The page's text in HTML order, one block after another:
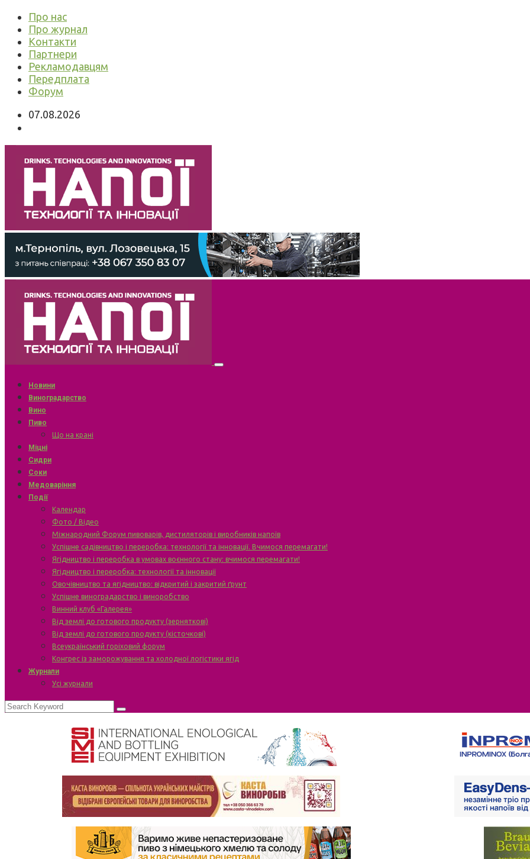
Про нас
Про журнал
Контакти
Партнери
Рекламодавцям
Передплата
Форум
07.08.2026
Новини
Виноградарство
Вино
Пиво
Що на крані
Міцні
Сидри
Соки
Медоваріння
Події
Календар
Фото / Відео
Міжнародний Форум пивоварів, дистиляторів і виробників напоїв
Успішне садівництво і переробка: технології та інновації. Вчимося перемагати!
Ягідництво і переробка в умовах воєнного стану: вчимося перемагати!
Ягідництво і переробка: технології та інновації
Овочівництво та ягідництво: відкритий і закритий ґрунт
Успішне виноградарство і виноробство
Винний клуб «Галерея»
Від землі до готового продукту (зерняткові)
Від землі до готового продукту (кісточкові)
Всеукраїнський горіховий форум
Конгрес із заморожування та холодної логістики ягід
Журнали
Усі журнали